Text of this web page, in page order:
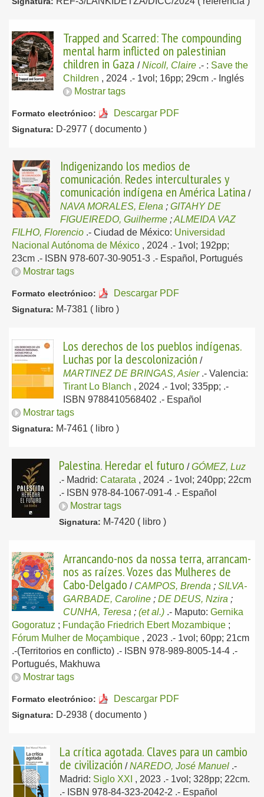
Trapped and Scarred: The compounding
mental harm inflicted on palestinian
children in Gaza /Nicoll, Claire .- : Save the
Children , 2024 .- 1vol; 16pp; 29cm .- Inglés
Mostrar tags
Formato electrónico: Descargar PDF
Signatura: D-2977 ( documento )
Indigenizando los medios de
comunicación. Redes interculturales y
comunicación indígena en América Latina /
NAVA MORALES, Elena ; GITAHY DE
FIGUEIREDO, Guilherme ;ALMEIDA VAZ
FILHO, Florencio .- Ciudad de México: Universidad
Nacional Autónoma de México , 2024 .- 1vol; 192pp;
23cm .- ISBN 978-607-30-9051-3 .- Español, Portugués
Mostrar tags
Formato electrónico: Descargar PDF
Signatura: M-7381 ( libro )
Los derechos de los pueblos indígenas.
Luchas por la descolonización /
MARTINEZ DE BRINGAS, Asier .- Valencia:
Tirant Lo Blanch , 2024 .- 1vol; 335pp; .-
ISBN 9788410568402 .- Español
Mostrar tags
Signatura: M-7461 ( libro )
Palestina. Heredar el futuro /GÓMEZ, Luz
.- Madrid: Catarata , 2024 .- 1vol; 240pp; 22cm
.- ISBN 978-84-1067-091-4 .- Español
Mostrar tags
Signatura: M-7420 ( libro )
Arrancando-nos da nossa terra, arrancam-
nos as raízes. Vozes das Mulheres de
Cabo-Delgado / CAMPOS, Brenda ; SILVA-
GARBADE, Caroline ; DE DEUS, Nzira ;
CUNHA, Teresa ; (et al.) .- Maputo: Gernika
Gogoratuz ; Fundação Friedrich Ebert Mozambique ;
Fórum Mulher de Moçambique , 2023 .- 1vol; 60pp; 21cm
.-(Territorios en conflicto) .- ISBN 978-989-8005-14-4 .-
Portugués, Makhuwa
Mostrar tags
Formato electrónico: Descargar PDF
Signatura: D-2938 ( documento )
La crítica agotada. Claves para un cambio
de civilización /NAREDO, José Manuel .-
Madrid: Siglo XXI , 2023 .- 1vol; 328pp; 22cm.
.- ISBN 978-84-323-2042-2 .- Español